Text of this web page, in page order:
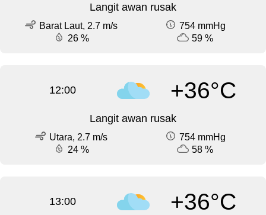
Langit awan rusak
Barat Laut, 2.7 m/s
754 mmHg
26 %
59 %
12:00 +36°C
Langit awan rusak
Utara, 2.7 m/s
754 mmHg
24 %
58 %
13:00 +36°C